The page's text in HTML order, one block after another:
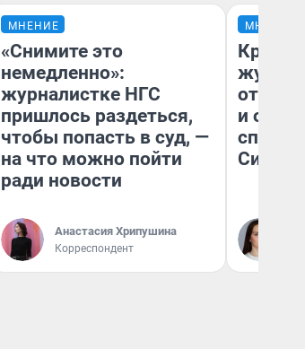
МНЕНИЕ
«Снимите это
немедленно»:
журналистке НГС
пришлось раздеться,
чтобы попасть в суд, —
на что можно пойти
ради новости
Анастасия Хрипушина
Корреспондент
МНЕНИЕ
и
споре